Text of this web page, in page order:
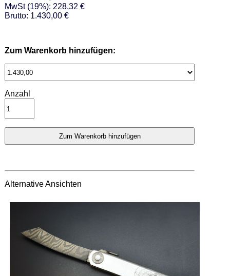
MwSt (19%): 228,32 €
Brutto: 1.430,00 €
Zum Warenkorb hinzufügen:
Anzahl
Alternative Ansichten